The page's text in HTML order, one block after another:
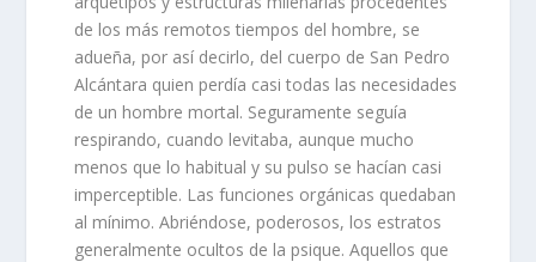
de los más remotos tiempos del hombre, se
adueña, por así decirlo, del cuerpo de San Pedro
Alcántara quien perdía casi todas las necesidades
de un hombre mortal. Seguramente seguía
respirando, cuando levitaba, aunque mucho
menos que lo habitual y su pulso se hacían casi
imperceptible. Las funciones orgánicas quedaban
al mínimo. Abriéndose, poderosos, los estratos
generalmente ocultos de la psique. Aquellos que